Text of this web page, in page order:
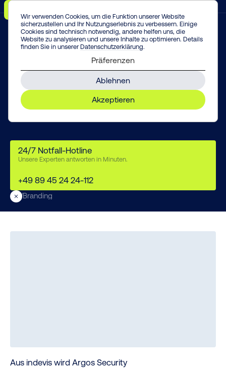
Wir verwenden Cookies, um die Funktion unserer Website
sicherzustellen und Ihr Nutzungserlebnis zu verbessern. Einige
Cookies sind technisch notwendig, andere helfen uns, die
Website zu analysieren und unsere Inhalte zu optimieren. Details
finden Sie in unserer Datenschutzerklärung.
Präferenzen
Ablehnen
Akzeptieren
Enter
Menü Vorfall melden!
Branding
24/7 Notfall-Hotline
Unsere Experten antworten in Minuten.
+49 89 45 24 24-112
/Branding
Aus indevis wird Argos Security